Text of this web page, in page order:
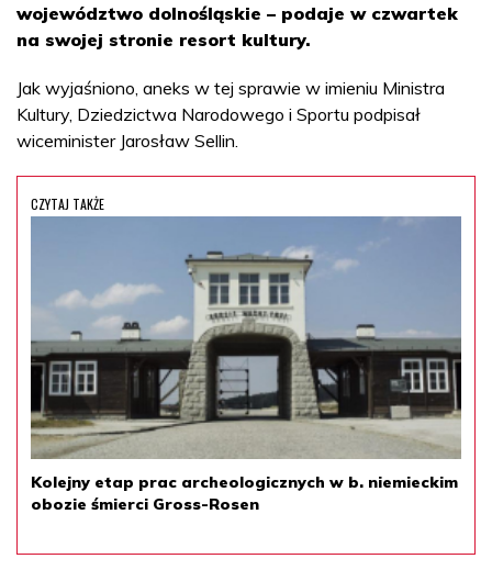
województwo dolnośląskie – podaje w czwartek
na swojej stronie resort kultury.
Jak wyjaśniono, aneks w tej sprawie w imieniu Ministra
Kultury, Dziedzictwa Narodowego i Sportu podpisał
wiceminister Jarosław Sellin.
CZYTAJ TAKŻE
Kolejny etap prac archeologicznych w b. niemieckim
obozie śmierci Gross-Rosen